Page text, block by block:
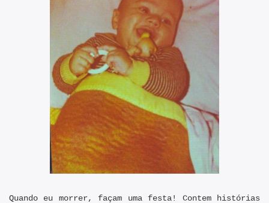
Quando eu morrer, façam uma festa! Contem histórias